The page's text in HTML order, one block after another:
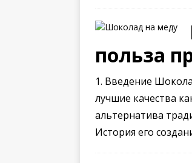
польза
1. Введение
лучшие качества
альтернатива
История его